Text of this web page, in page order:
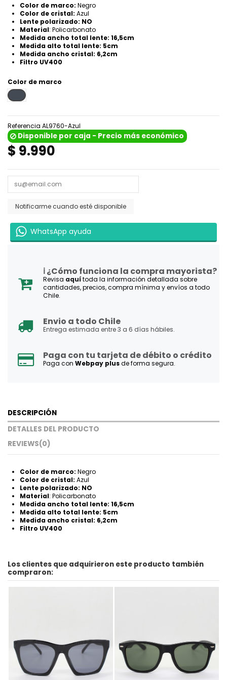
Color de marco: Negro
Color de cristal: Azul
Lente polarizado: NO
Material: Policarbonato
Medida ancho total lente: 16,5cm
Medida alto total lente: 5cm
Medida ancho cristal: 6,2cm
Filtro UV400
Color de marco
Negro
Referencia AL9760-Azul
Disponible por caja - Precio más económico
$ 9.990
WhatsApp ayuda
ℹ️ ¿Cómo funciona la compra mayorista?
Revisa aquítoda la información detallada sobre
cantidades, precios, compra mínima y envíos a todo
Chile.
Envio a todo Chile
Entrega estimada entre 3 a 6 días hábiles.
Paga con tu tarjeta de débito o crédito
Paga con Webpay plusde forma segura.
DESCRIPCIÓN
DETALLES DEL PRODUCTO
REVIEWS(0)
Color de marco: Negro
Color de cristal: Azul
Lente polarizado: NO
Material: Policarbonato
Medida ancho total lente: 16,5cm
Medida alto total lente: 5cm
Medida ancho cristal: 6,2cm
Filtro UV400
Los clientes que adquirieron este producto también
compraron: